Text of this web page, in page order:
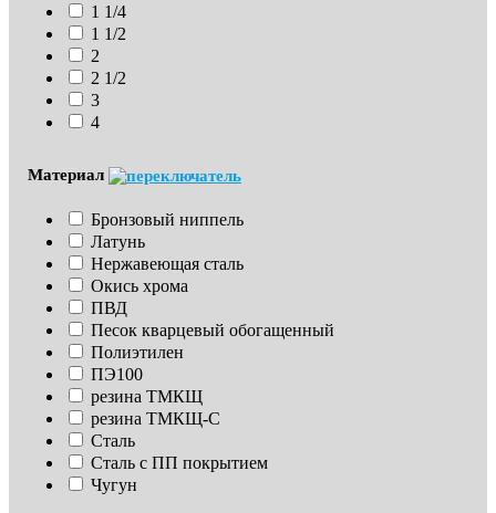
1 1/4
1 1/2
2
2 1/2
3
4
Материал
Бронзовый ниппель
Латунь
Нержавеющая сталь
Окись хрома
ПВД
Песок кварцевый обогащенный
Полиэтилен
ПЭ100
резина ТМКЩ
резина ТМКЩ-С
Сталь
Сталь с ПП покрытием
Чугун